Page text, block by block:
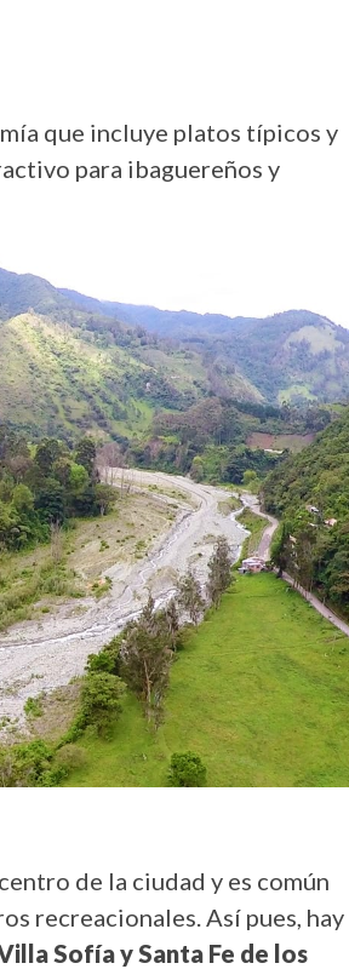
que incluye platos típicos y
para ibaguereños y
de la ciudad y es común
recreacionales. Así pues, hay
Sofía y Santa Fe de los